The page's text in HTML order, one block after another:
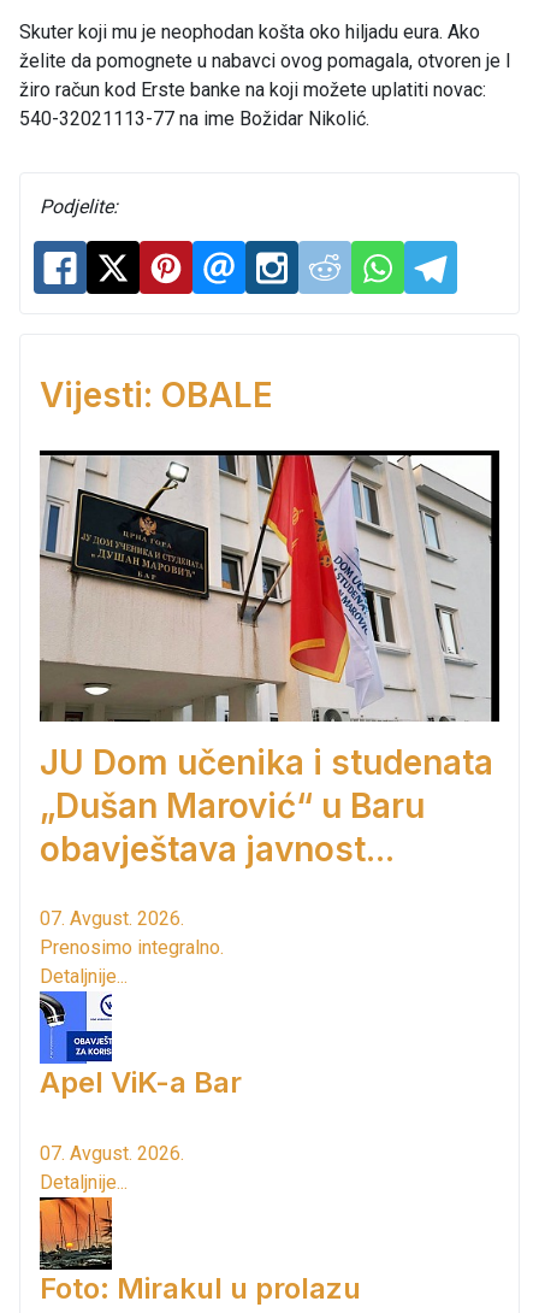
Skuter koji mu je neophodan košta oko hiljadu eura. Ako
želite da pomognete u nabavci ovog pomagala, otvoren je I
žiro račun kod Erste banke na koji možete uplatiti novac:
540-32021113-77 na ime Božidar Nikolić.
Podjelite:
Vijesti: OBALE
JU Dom učenika i studenata
„Dušan Marović“ u Baru
obavještava javnost...
07. Avgust. 2026.
Prenosimo integralno.
Detaljnije...
Apel ViK-a Bar
07. Avgust. 2026.
Detaljnije...
Foto: Mirakul u prolazu